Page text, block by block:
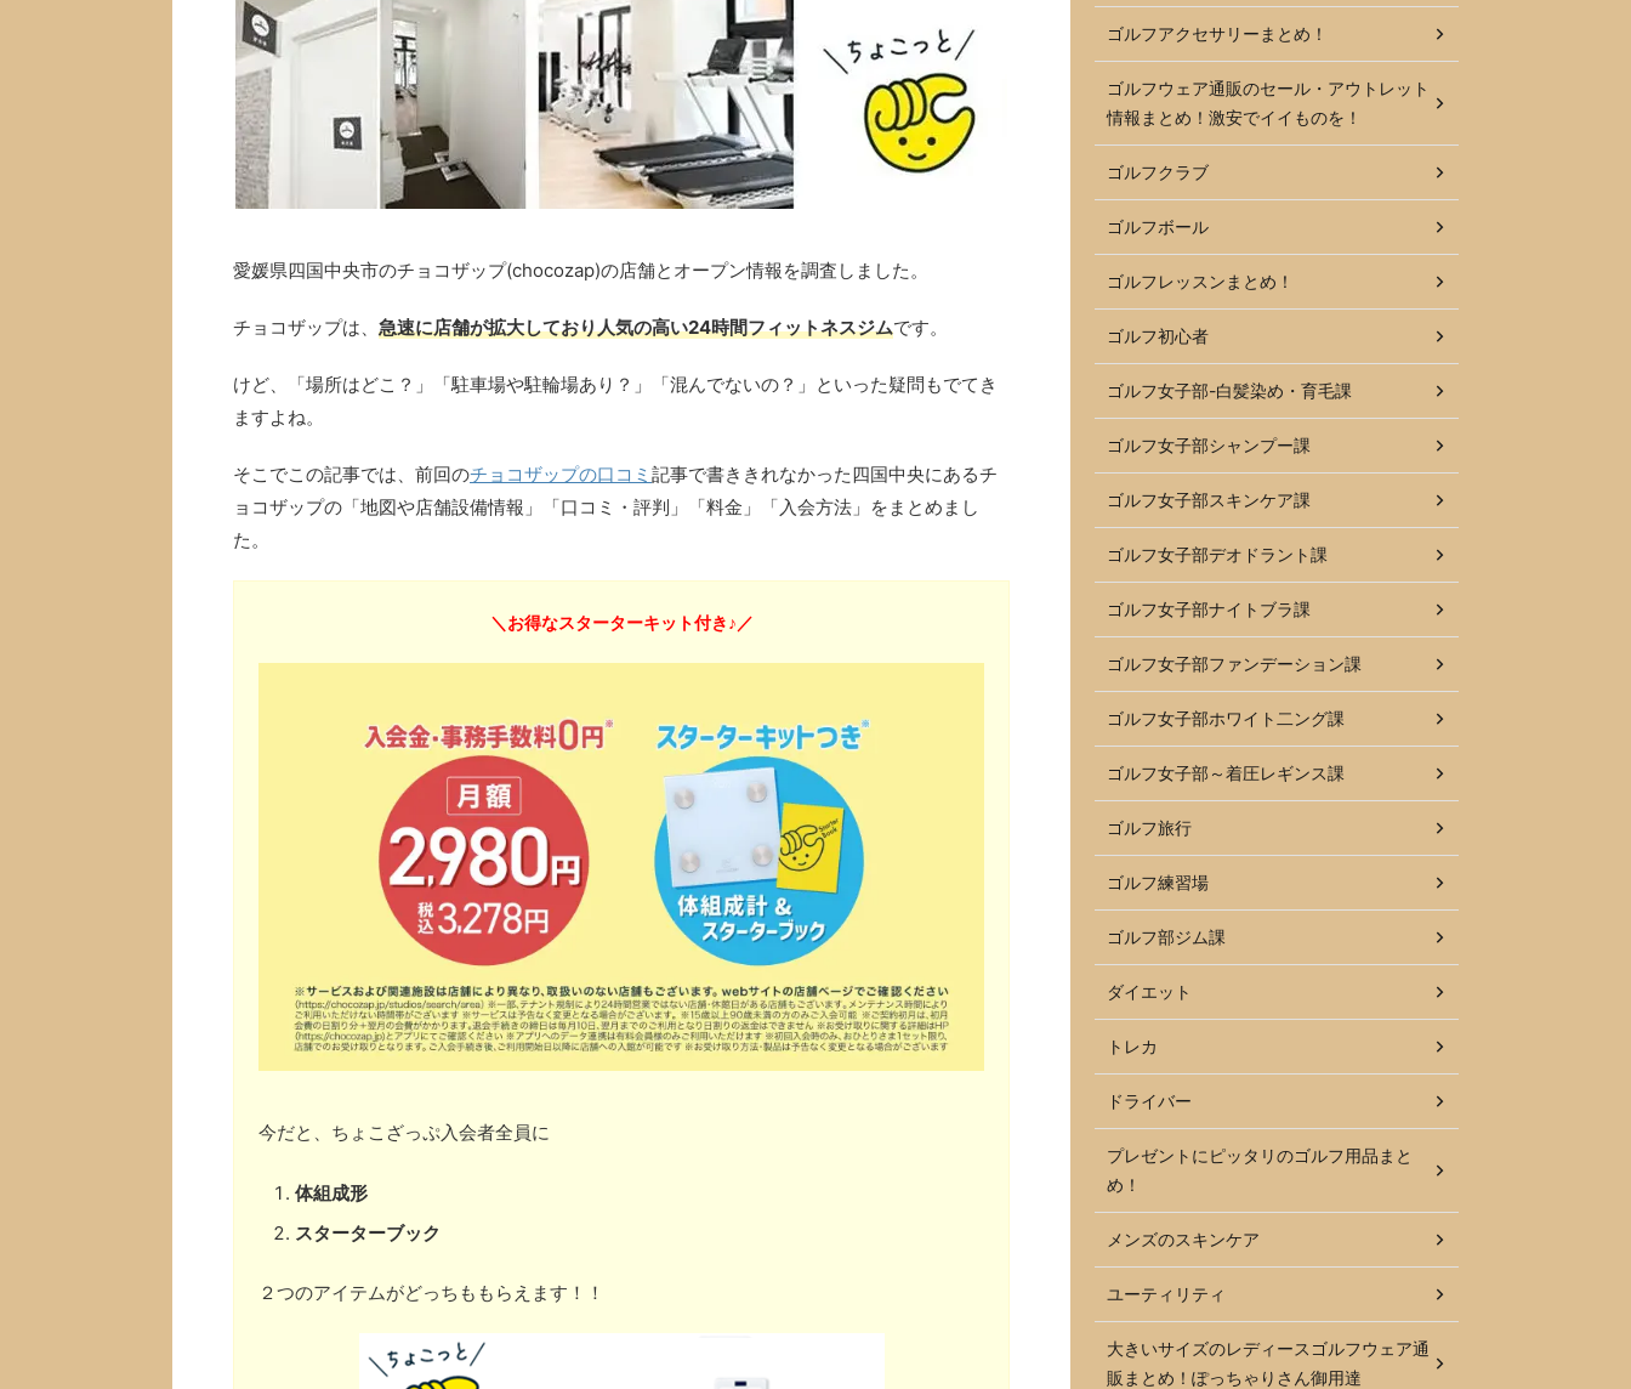
愛媛県四国中央市のチョコザップ(chocozap)の店舗とオープン情報を調査しました。
チョコザップは、 急速に店舗が拡大しており人気の高い24時間フィットネスジムです。
けど、「場所はどこ？」「駐車場や駐輪場あり？」「混んでないの？」といった疑問もでてき
ますよね。
そこでこの記事では、前回のチョコザップの口コミ 記事で書ききれなかった四国中央にあるチ
ョコザップの「地図や店舗設備情報」「口コミ・評判」「料金」「入会方法」をまとめまし
た。
＼お得なスターターキット付き♪／
今だと、ちょこざっぷ入会者全員に
体組成形
スターターブック
２つのアイテムがどっちももらえます！！
ゴルフアクセサリーまとめ！
ゴルフウェア通販のセール・アウトレット
情報まとめ！激安でイイものを！
ゴルフクラブ
ゴルフボール
ゴルフレッスンまとめ！
ゴルフ初心者
ゴルフ女子部-白髪染め・育毛課
ゴルフ女子部シャンプー課
ゴルフ女子部スキンケア課
ゴルフ女子部デオドラント課
ゴルフ女子部ナイトブラ課
ゴルフ女子部ファンデーション課
ゴルフ女子部ホワイト二ング課
ゴルフ女子部～着圧レギンス課
ゴルフ旅行
ゴルフ練習場
ゴルフ部ジム課
ダイエット
トレカ
ドライバー
プレゼントにピッタリのゴルフ用品まと
め！
メンズのスキンケア
ユーティリティ
大きいサイズのレディースゴルフウェア通
販まとめ！ぽっちゃりさん御用達